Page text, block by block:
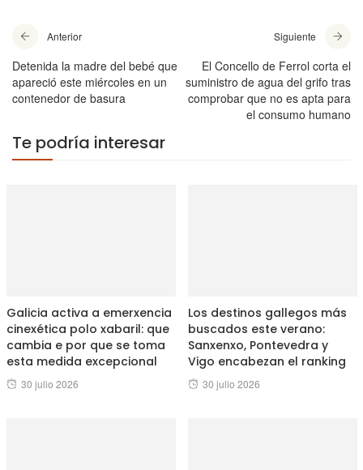
Anterior
Detenida la madre del bebé que
apareció este miércoles en un
contenedor de basura
Siguiente
El Concello de Ferrol corta el
suministro de agua del grifo tras
comprobar que no es apta para
el consumo humano
Te podría interesar
Galicia activa a emerxencia
cinexética polo xabaril: que
cambia e por que se toma
esta medida excepcional
Posted
30 julio 2026
Los destinos gallegos más
buscados este verano:
Sanxenxo, Pontevedra y
Vigo encabezan el ranking
Posted
30 julio 2026